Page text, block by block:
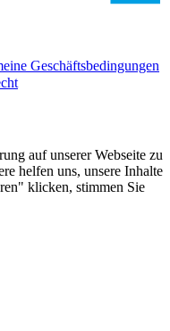
Geschäftsbedingungen
auf unserer Webseite zu
helfen uns, unsere Inhalte
klicken, stimmen Sie